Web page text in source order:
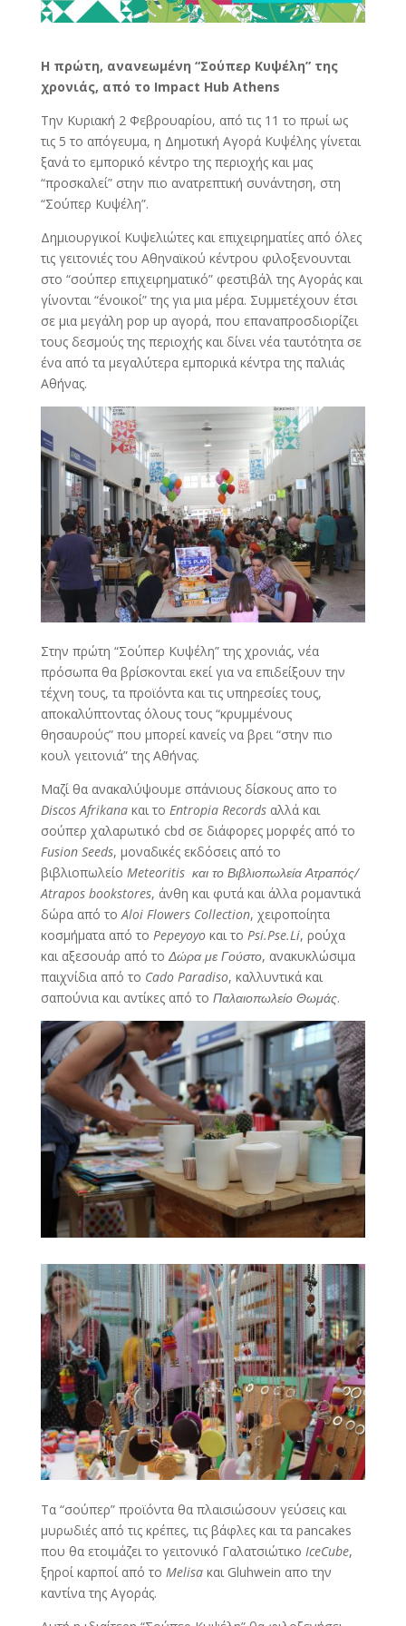
H πρώτη, ανανεωμένη “Σούπερ Κυψέλη” της
χρονιάς, από το Impact Hub Athens
Την Κυριακή 2 Φεβρουαρίου, από τις 11 το πρωί ως
τις 5 το απόγευμα, η Δημοτική Αγορά Κυψέλης γίνεται
ξανά το εμπορικό κέντρο της περιοχής και μας
“προσκαλεί” στην πιο ανατρεπτική συνάντηση, στη
“Σούπερ Κυψέλη”.
Δημιουργικοί Κυψελιώτες και επιχειρηματίες από όλες
τις γειτονιές του Αθηναϊκού κέντρου φιλοξενουνται
στο “σούπερ επιχειρηματικό” φεστιβάλ της Αγοράς και
γίνονται “ένοικοί” της για μια μέρα. Συμμετέχουν έτσι
σε μια μεγάλη pop up αγορά, που επαναπροσδιορίζει
τους δεσμούς της περιοχής και δίνει νέα ταυτότητα σε
ένα από τα μεγαλύτερα εμπορικά κέντρα της παλιάς
Αθήνας.
Στην πρώτη “Σούπερ Κυψέλη” της χρονιάς, νέα
πρόσωπα θα βρίσκονται εκεί για να επιδείξουν την
τέχνη τους, τα προϊόντα και τις υπηρεσίες τους,
αποκαλύπτοντας όλους τους “κρυμμένους
θησαυρούς” που μπορεί κανείς να βρει “στην πιο
κουλ γειτονιά” της Αθήνας.
Μαζί θα ανακαλύψουμε σπάνιους δίσκους απο το
Discos Afrikanaκαι το Entropia Recordsαλλά και
σούπερ χαλαρωτικό cbd σε διάφορες μορφές από το
Fusion Seeds, μοναδικές εκδόσεις από το
βιβλιοπωλείο Meteoritis και το Βιβλιοπωλεία Ατραπός/
Atrapos bookstores, άνθη και φυτά και άλλα ρομαντικά
δώρα από τοAloi Flowers Collection, χειροποίητα
κοσμήματα από το Pepeyoyoκαι το Psi.Pse.Li, ρούχα
και αξεσουάρ από τοΔώρα με Γούστο, ανακυκλώσιμα
παιχνίδια από το Cado Paradiso, καλλυντικά και
σαπούνια και αντίκες από το Παλαιοπωλείο Θωμάς.
Τα “σούπερ” προϊόντα θα πλαισιώσουν γεύσεις και
μυρωδιές από τις κρέπες, τις βάφλες και τα pancakes
που θα ετοιμάζει το γειτονικό Γαλατσιώτικο IceCube,
ξηροί καρποί από το Melisaκαι Gluhwein απο την
καντίνα της Αγοράς.